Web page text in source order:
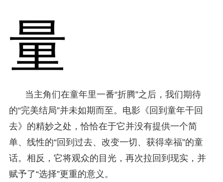
量
当主角们在童年里一番“折腾”之后，我们期待
的“完美结局”并未如期而至。电影《回到童年干回
去》的精妙之处，恰恰在于它并没有提供一个简
单、线性的“回到过去、改变一切、获得幸福”的童
话。相反，它将观众的目光，再次拉回到现实，并
赋予了“选择”更重的意义。